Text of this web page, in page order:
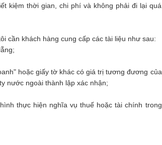
kiệm thời gian, chi phí và không phải đi lại quá
cần khách hàng cung cấp các tài liệu như sau:
hoặc giấy tờ khác có giá trị tương đương của
nước ngoài thành lập xác nhận;
thực hiện nghĩa vụ thuế hoặc tài chính trong